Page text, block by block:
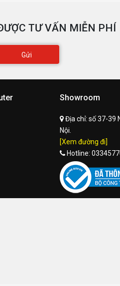
TƯ VẤN MIỄN PHÍ
Gửi
Showroom
Địa chỉ: số 37-39
Nội.
[Xem đường đi]
Hotline: